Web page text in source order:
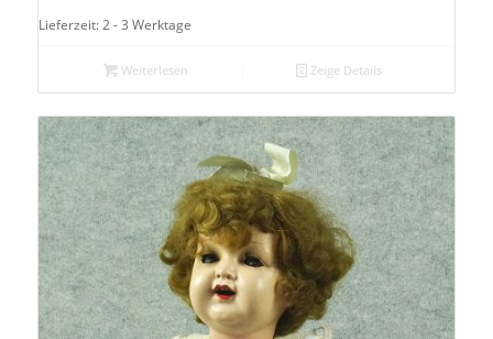
Lieferzeit: 2 - 3 Werktage
Weiterlesen Zeige Details